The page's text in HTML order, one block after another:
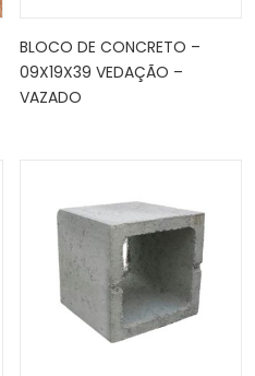
BLOCO DE CONCRETO –
09X19X39 VEDAÇÃO –
VAZADO